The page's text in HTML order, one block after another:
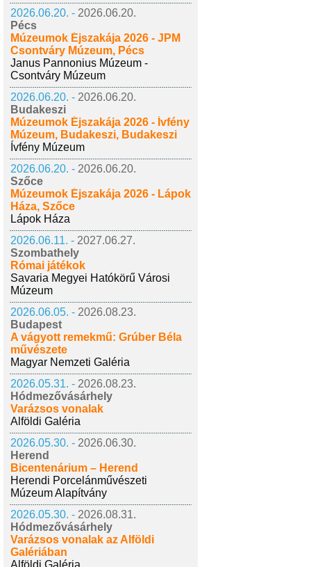
2026.06.20. - 2026.06.20.
Pécs
Múzeumok Éjszakája 2026 - JPM
Csontváry Múzeum, Pécs
Janus Pannonius Múzeum -
Csontváry Múzeum
2026.06.20. - 2026.06.20.
Budakeszi
Múzeumok Éjszakája 2026 - Ívfény
Múzeum, Budakeszi, Budakeszi
Ívfény Múzeum
2026.06.20. - 2026.06.20.
Szőce
Múzeumok Éjszakája 2026 - Lápok
Háza, Szőce
Lápok Háza
2026.06.11. - 2027.06.27.
Szombathely
Római játékok
Savaria Megyei Hatókörű Városi
Múzeum
2026.06.05. - 2026.08.23.
Budapest
A vágyott remekmű: Grúber Béla
művészete
Magyar Nemzeti Galéria
2026.05.31. - 2026.08.23.
Hódmezővásárhely
Varázsos vonalak
Alföldi Galéria
2026.05.30. - 2026.06.30.
Herend
Bicentenárium – Herend
Herendi Porcelánművészeti
Múzeum Alapítvány
2026.05.30. - 2026.08.31.
Hódmezővásárhely
Varázsos vonalak az Alföldi
Galériában
Alföldi Galéria